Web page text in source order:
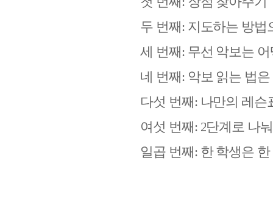
두 번째: 지도하는 방법
세 번째: 무선 악보는
네 번째: 악보 읽는 법
다섯 번째: 나만의 레슨
여섯 번째: 2단계로 나
일곱 번째: 한 학생은